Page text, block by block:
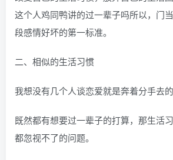
这个人鸡同鸭讲的过一辈子吗所以，门
段感情好坏的第一标准。
二、相似的生活习惯
我想没有几个人谈恋爱就是奔着分手去的
既然都有想要过一辈子的打算，那生活
都忽视不了的问题。